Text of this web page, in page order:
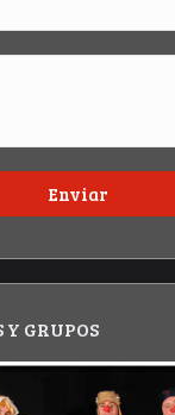
Y GRUPOS